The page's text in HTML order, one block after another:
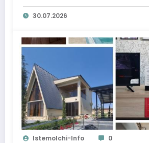
30.07.2026
Istemolchi-Info 0